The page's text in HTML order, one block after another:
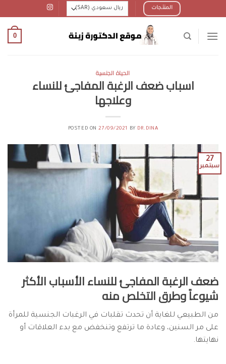
to
المنتجات
0
الحياة الجنسية
اسباب ضعف الرغبة المفاجئ للنساء
وعلاجها
POSTED ON27/09/2021 BY DR.DINA
27
سبتمبر
ضعف الرغبة المفاجئ للنساء الأسباب الأكثر
شيوعاً وطرق التخلص منه
من الطبيعي للغاية أن تحدث تقلبات في الرغبات الجنسية للمرأة
على مر السنين، وعادة ما ترتفع وتنخفض مع بدء العلاقات أو
نهايتها.